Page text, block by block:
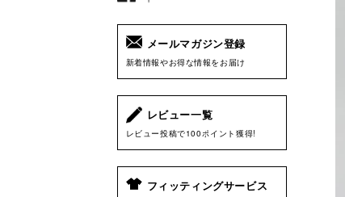
メールマガジン登録
新着情報やお得な情報をお届け
レビュー一覧
レビュー投稿で100ポイント獲得!
フィッティングサービス